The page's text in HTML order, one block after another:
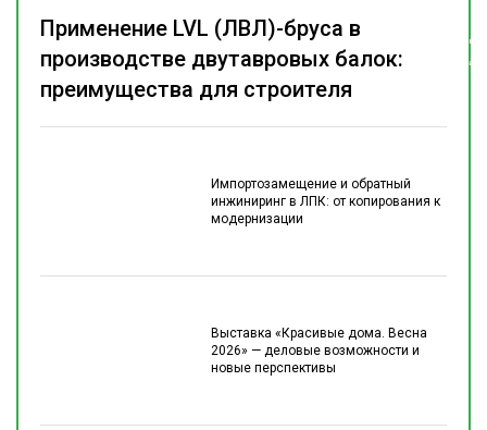
Импортозамещение и обратный
инжиниринг в ЛПК: от копирования к
модернизации
Выставка «Красивые дома. Весна
2026» — деловые возможности и
новые перспективы
Применение LVL (ЛВЛ)-бруса в
производстве двутавровых балок:
преимущества для строителя
Подпишитесь
телеграм-канал